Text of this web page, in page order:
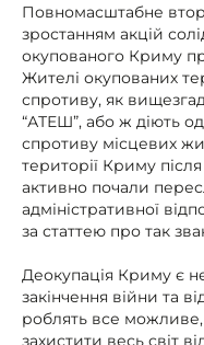
Повномасштабне
зростанням акцій
окупованого Криму
Жителі окупованих
спротиву, як
“АТЕШ”, або ж діють
спротиву місцевих
території Криму
активно почали
адміністративної
за статтею про так
Деокупація Криму є
закінчення війни та
роблять все
захистити весь світ